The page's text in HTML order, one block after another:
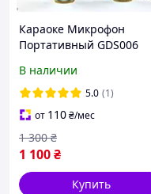
Караоке Микрофон
Портативный GDS006
Динамиками
Музыкальный Микрофон
Караоке Голубой
В наличии
5.0 (1)
от 110₴/мес
1 100₴
1 300 ₴
Купить